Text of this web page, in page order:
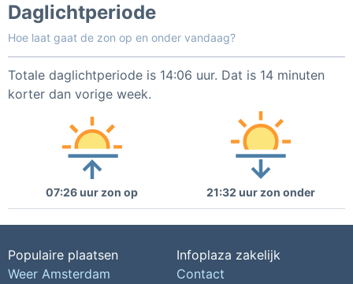
Daglichtperiode
Hoe laat gaat de zon op en onder vandaag?
Totale daglichtperiode is 14:06 uur. Dat is 14 minuten
korter dan vorige week.
07:26 uur zon op 21:32 uur zon onder
Populaire plaatsen
Weer Amsterdam
Infoplaza zakelijk
Contact